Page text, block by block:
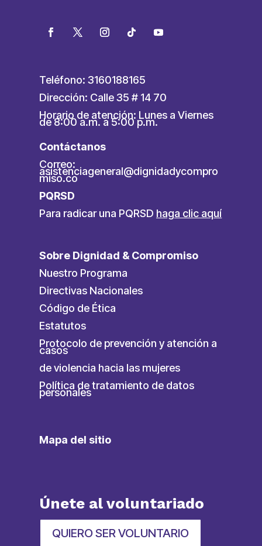
Teléfono: 3160188165
Dirección: Calle 35 # 14 70
Horario de atención: Lunes a Viernes
de 8:00 a.m. a 5:00 p.m.
Contáctanos
Correo:
asistenciageneral@dignidadycompro
miso.co
PQRSD
Para radicar una PQRSD haga clic aquí
Sobre Dignidad & Compromiso
Nuestro Programa
Directivas Nacionales
Código de Ética
Estatutos
Protocolo de prevención y atención a
casos
de violencia hacia las mujeres
Política de tratamiento de datos
personales
Mapa del sitio
Únete al voluntariado
QUIERO SER VOLUNTARIO